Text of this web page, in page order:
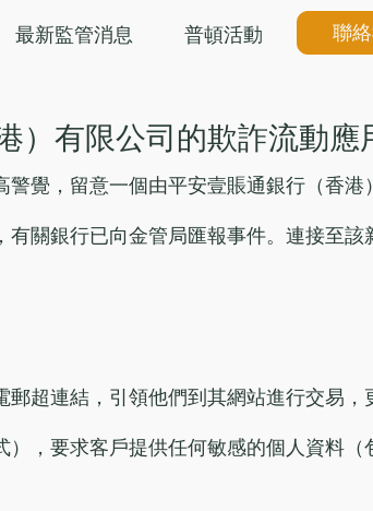
最新監管消息 普頓活動 聯
）有限公司的欺詐流動應
覺，留意一個由平安壹賬通銀行（香港
關銀行已向金管局匯報事件。連接至該
超連結，引領他們到其網站進行交易，
，要求客戶提供任何敏感的個人資料（